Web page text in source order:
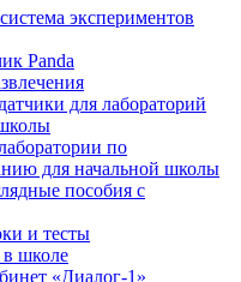
экспериментов
Panda
для лабораторий
по
для начальной школы
пособия с
и тесты
школе
«Диалог-1»